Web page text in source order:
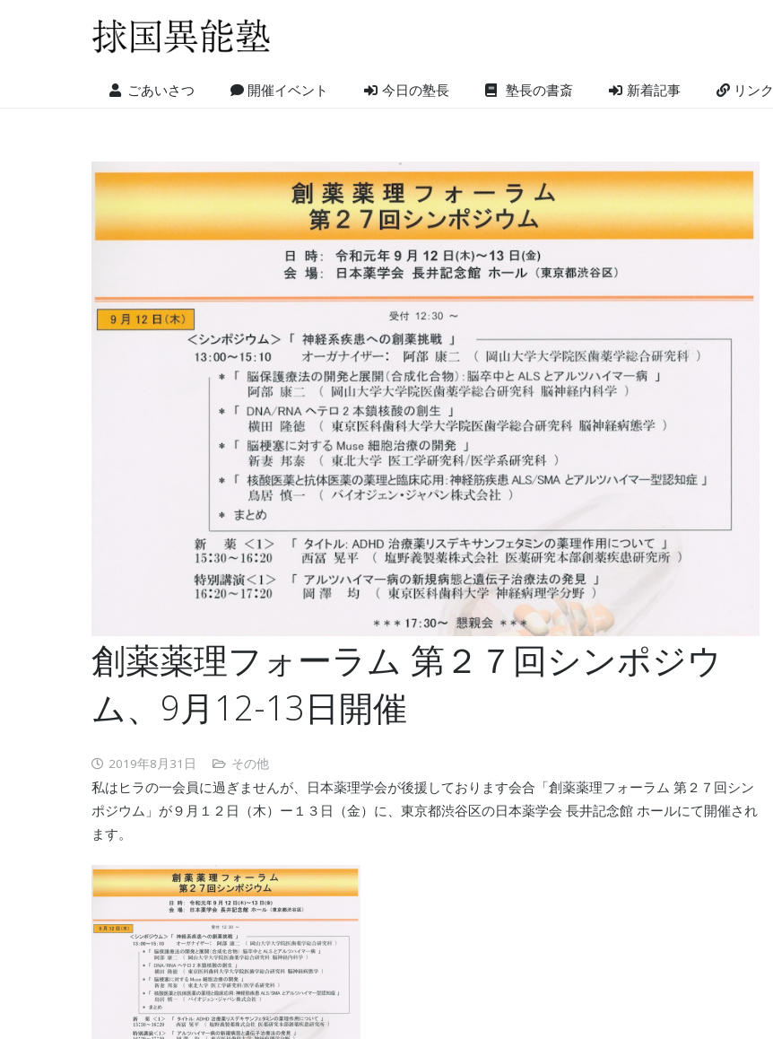
ごあいさつ 開催イベント 今日の塾長 塾長の書斎 新着記事 リンク
創薬薬理フォーラム 第２７回シンポジウ
ム、9月12-13日開催
2019年8月31日 その他
私はヒラの一会員に過ぎませんが、日本薬理学会が後援しております会合「創薬薬理フォーラム 第２７回シン
ポジウム」が９月１２日（木）ー１３日（金）に、東京都渋谷区の日本薬学会 長井記念館 ホールにて開催され
ます。